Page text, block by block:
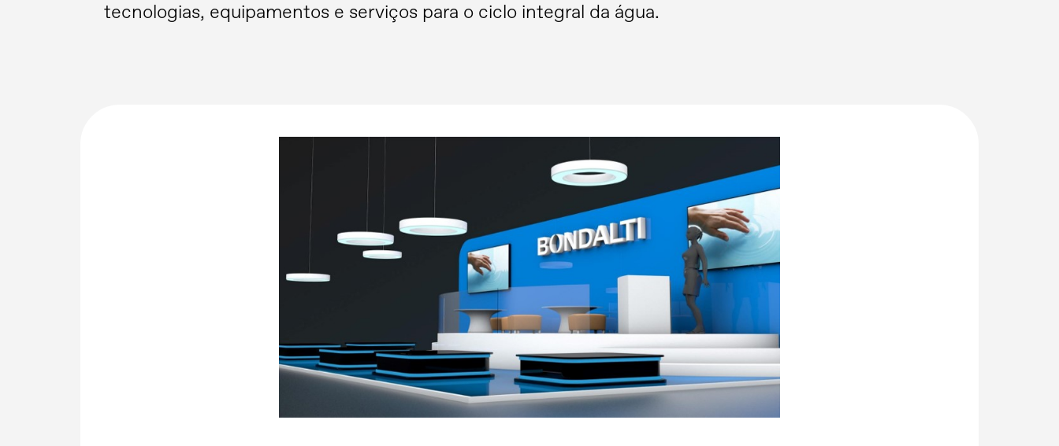
tecnologias, equipamentos e serviços para o ciclo integral da água.